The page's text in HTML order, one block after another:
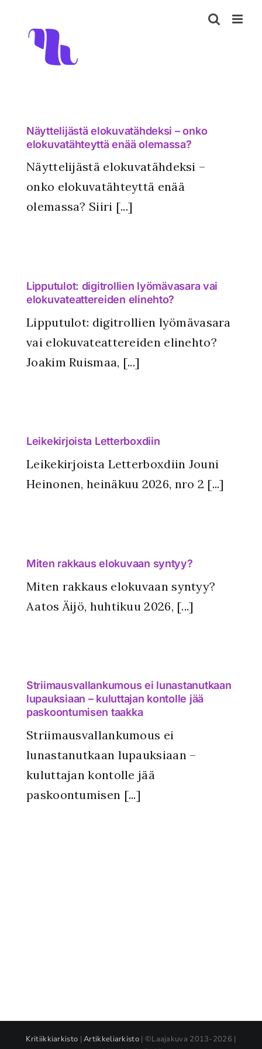
content
Näyttelijästä elokuvatähdeksi – onko
elokuvatähteyttä enää olemassa?
Näyttelijästä elokuvatähdeksi –
onko elokuvatähteyttä enää
olemassa? Siiri [...]
Lipputulot: digitrollien lyömävasara vai
elokuvateattereiden elinehto?
Lipputulot: digitrollien lyömävasara
vai elokuvateattereiden elinehto?
Joakim Ruismaa, [...]
Leikekirjoista Letterboxdiin
Leikekirjoista Letterboxdiin Jouni
Heinonen, heinäkuu 2026, nro 2 [...]
Miten rakkaus elokuvaan syntyy?
Miten rakkaus elokuvaan syntyy?
Aatos Äijö, huhtikuu 2026, [...]
Striimausvallankumous ei lunastanutkaan
lupauksiaan – kuluttajan kontolle jää
paskoontumisen taakka
Striimausvallankumous ei
lunastanutkaan lupauksiaan –
kuluttajan kontolle jää
paskoontumisen [...]
Kritiikkiarkisto |Artikkeliarkisto | ©Laajakuva 2013-2026 |